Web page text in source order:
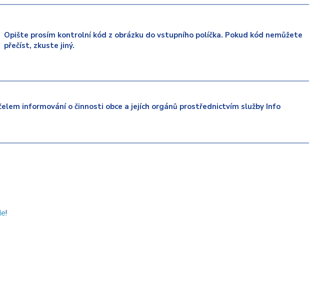
Opište prosím kontrolní kód z obrázku do vstupního políčka. Pokud kód nemůžete
přečíst, zkuste jiný.
informování o činnosti obce a jejích orgánů prostřednictvím služby Info
!